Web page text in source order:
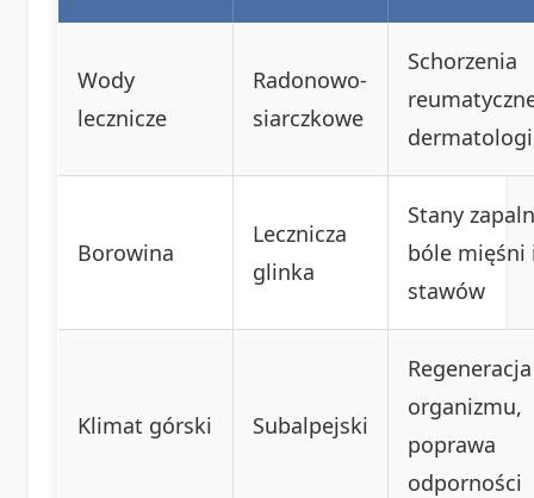
Wody
lecznicze
Radonowo-
siarczkowe
Schorzenia
Borowina
Lecznicza
glinka
Stany
bóle mięśni
stawów
Klimat górski Subalpejski
Regeneracja
organizmu,
poprawa
odporności